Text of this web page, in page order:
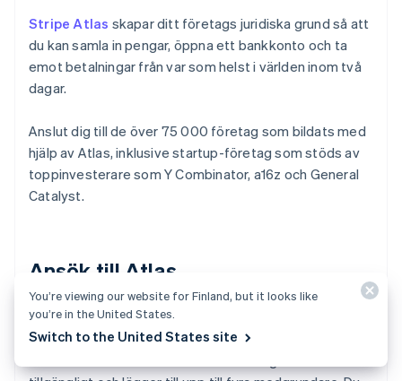
Stripe Atlas skapar ditt företags juridiska grund så att
du kan samla in pengar, öppna ett bankkonto och ta
emot betalningar från var som helst i världen inom två
dagar.
Anslut dig till de över 75 000 företag som bildats med
hjälp av Atlas, inklusive startup-företag som stöds av
toppinvesterare som Y Combinator, a16z och General
Catalyst.
Ansök till Atlas
Att ansöka om att bilda ett företag med Atlas tar
mindre än tio minuter. Du väljer din företagsstruktur, får
You’re viewing our website for Finland, but it looks like
you’re in the United States.
Switch to the United States site